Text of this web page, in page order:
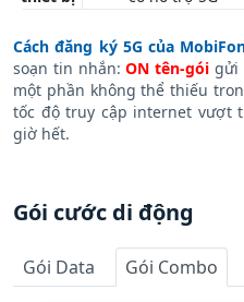
Cách đăng ký 5G của
soạn tin nhắn:ON tên-gói gửi
một phần không thể thiếu
tốc độ truy cập internet vượt
giờ hết.
Gói cước di động
Gói Data Gói Combo